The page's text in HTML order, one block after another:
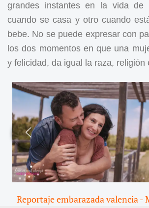
grandes instantes en la vida de
cuando se casa y otro cuando
bebe. No se puede expresar con
los dos momentos en que una
y felicidad, da igual la raza, religión
Reportaje embarazada valencia -